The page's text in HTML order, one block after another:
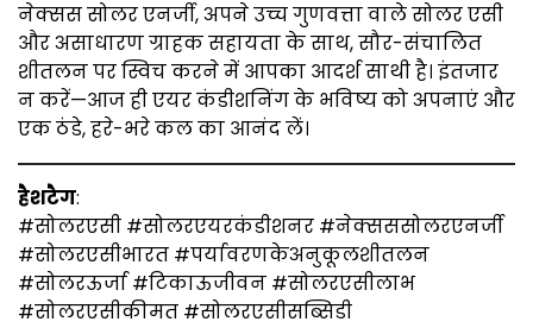
नेक्सस सोलर एनर्जी, अपने उच्च गुणवत्ता वाले सोलर एसी
और असाधारण ग्राहक सहायता के साथ, सौर-संचालित
शीतलन पर स्विच करने में आपका आदर्श साथी है। इंतजार
न करें—आज ही एयर कंडीशनिंग के भविष्य को अपनाएं और
एक ठंडे, हरे-भरे कल का आनंद लें।
हैशटैग:
#सोलरएसी #सोलरएयरकंडीशनर #नेक्सससोलरएनर्जी
#सोलरएसीभारत #पर्यावरणकेअनुकूलशीतलन
#सोलरऊर्जा #टिकाऊजीवन #सोलरएसीलाभ
#सोलरएसीकीमत #सोलरएसीसब्सिडी